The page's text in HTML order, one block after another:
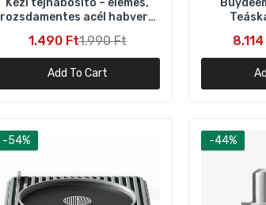
Buydeem G564
29.790 Ft
67.900 Ft
56.990 Ft
Kézi tejhabosító – elemes,
rozsdamentes acél habverő
1.490 Ft1.990 Ft
Add To Cart
-54% -44%